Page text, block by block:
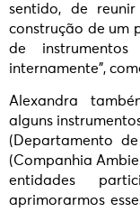
sentido, de
construção de um
de
internamente”,
Alexandra
alguns
(Departamento
(Companhia
entidades
aprimorarmos